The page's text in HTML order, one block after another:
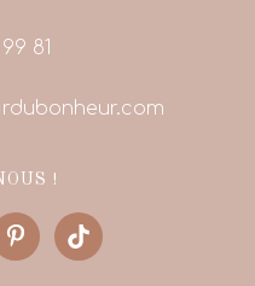
81
!